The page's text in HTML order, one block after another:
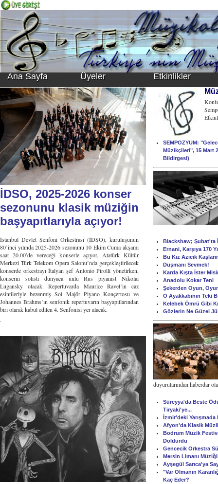
Ana Sayfa Üyeler Etkinlikler
İDSO, 2025-2026 konser
sezonunu klasik müziğin
başyapıtlarıyla açıyor!
İstanbul Devlet Senfoni Orkestrası (İDSO), kuruluşunun
80’inci yılında 2025-2026 sezonunu 10 Ekim Cuma akşamı
saat 20.00’de vereceği konserle açıyor. Atatürk Kültür
Merkezi Türk Telekom Opera Salonu’nda gerçekleştirilecek
konserde orkestrayı İtalyan şef Antonio Pirolli yönetirken,
konserin solisti dünyaca ünlü Rus piyanist Nikolai
Lugansky olacak. Repertuvarda Maurice Ravel’in caz
esintileriyle bezenmiş Sol Majör Piyano Konçertosu ve
Johannes Brahms’ın senfonik repertuvarın başyapıtlarından
biri olarak kabul edilen 4. Senfonisi yer alacak.
SEMPOZYUM:
Müzikçileri", 15 Mart
Bildirgesi)
Blackshaw; Şubat'ta
Ernani, Karşıya 170
Bu Kız Azıcık
Düşmanı Sevmek!
Karda Kışta İster
Anadolu Kokar Teni
Şekerden Oyun,
O Ayakkabının Teki
Kelebek Ömrü Gibi
Gözlerin Ne Güzel
duyurularından haberdar
Süreyya'da Beste
Tiryaki'ye...
İzmir’deki Yarışmada
Afyon'da Klasik
Bodrum Müzik
Doldurdu
Gencecik Orkestra
Mersin Limanı
Ayşegül Sarıca'ya
"Var Olmanın
Kaç Eder?